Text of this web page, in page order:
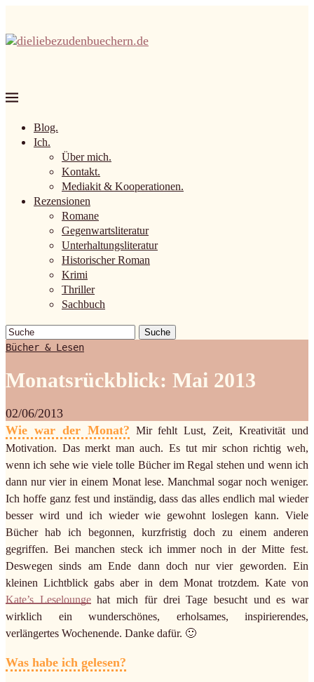
Blog.
Ich.
Über mich.
Kontakt.
Mediakit & Kooperationen.
Rezensionen
Romane
Gegenwartsliteratur
Unterhaltungsliteratur
Historischer Roman
Krimi
Thriller
Sachbuch
Suche
Bücher & Lesen
Monatsrückblick: Mai 2013
02/06/2013
Wie war der Monat? Mir fehlt Lust, Zeit, Kreativität und
Motivation. Das merkt man auch. Es tut mir schon richtig weh,
wenn ich sehe wie viele tolle Bücher im Regal stehen und wenn ich
dann nur vier in einem Monat lese. Manchmal sogar noch weniger.
Ich hoffe ganz fest und inständig, dass das alles endlich mal wieder
besser wird und ich wieder wie gewohnt loslegen kann. Viele
Bücher hab ich begonnen, kurzfristig doch zu einem anderen
gegriffen. Bei manchen steck ich immer noch in der Mitte fest.
Deswegen sinds am Ende dann doch nur vier geworden. Ein
kleinen Lichtblick gabs aber in dem Monat trotzdem. Kate von
Kate’s Leseloungehat mich für drei Tage besucht und es war
wirklich ein wunderschönes, erholsames, inspirierendes,
verlängertes Wochenende. Danke dafür. 🙂
Was habe ich gelesen?